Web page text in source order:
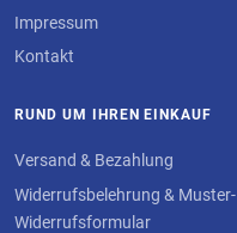
Impressum
Kontakt
RUND UM IHREN EINKAUF
Versand & Bezahlung
Widerrufsbelehrung & Muster-
Widerrufsformular